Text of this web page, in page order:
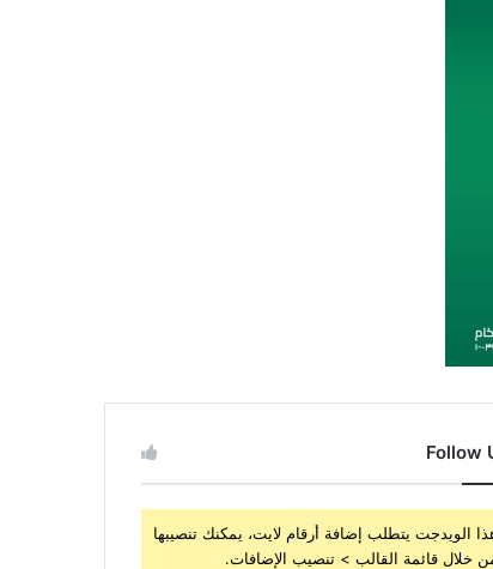
Follow
الويدجت يتطلب إضافة أرقام لايت، يمكنك تنصيبها
خلال قائمة القالب > تنصيب الإضافات.